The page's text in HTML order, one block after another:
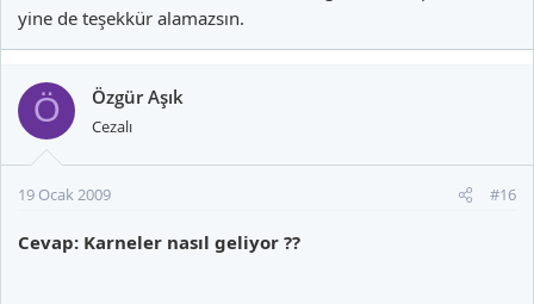
yine de teşekkür alamazsın.
Ö Özgür Aşık
Cezalı
19 Ocak 2009 #16
Cevap: Karneler nasıl geliyor ??